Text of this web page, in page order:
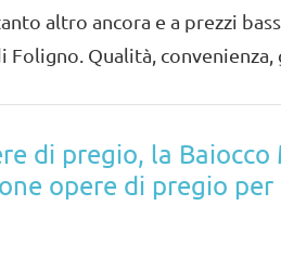
altro ancora e a prezzi
Foligno. Qualità, convenienza,
di pregio, la
opere di pregio per